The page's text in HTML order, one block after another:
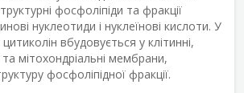
фосфоліпіди та фракції
нуклеотиди і нуклеїнові кислоти. У
вбудовується у клітинні,
мітохондріальні мембрани,
фосфоліпідної фракції.